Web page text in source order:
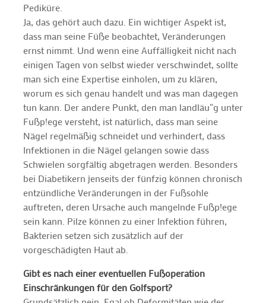
Pediküre.
Ja, das gehört auch dazu. Ein wichtiger Aspekt ist,
dass man seine Füße beobachtet, Veränderungen
ernst nimmt. Und wenn eine Auffälligkeit nicht nach
einigen Tagen von selbst wieder verschwindet, sollte
man sich eine Expertise einholen, um zu klären,
worum es sich genau handelt und was man dagegen
tun kann. Der andere Punkt, den man landläu“g unter
Fußp!ege versteht, ist natürlich, dass man seine
Nägel regelmäßig schneidet und verhindert, dass
Infektionen in die Nägel gelangen sowie dass
Schwielen sorgfältig abgetragen werden. Besonders
bei Diabetikern jenseits der fünfzig können chronisch
entzündliche Veränderungen in der Fußsohle
auftreten, deren Ursache auch mangelnde Fußp!ege
sein kann. Pilze können zu einer Infektion führen,
Bakterien setzen sich zusätzlich auf der
vorgeschädigten Haut ab.
Gibt es nach einer eventuellen Fußoperation
Einschränkungen für den Golfsport?